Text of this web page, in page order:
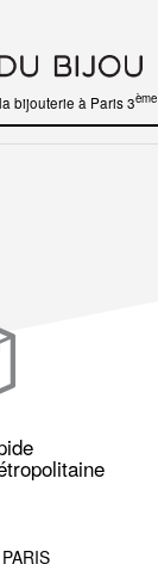
bijouterie à Paris 3ème